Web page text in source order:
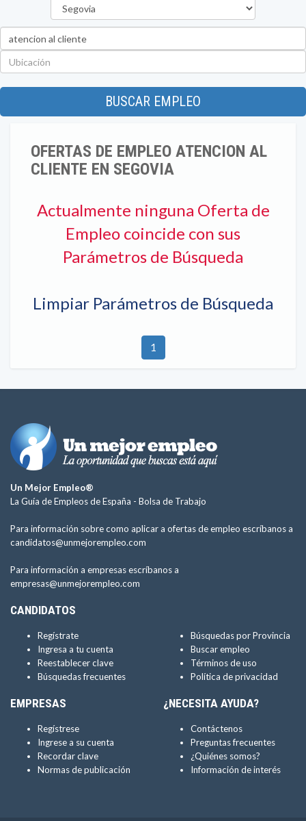
BUSCAR EMPLEO
OFERTAS DE EMPLEO ATENCION AL
CLIENTE EN SEGOVIA
Actualmente ninguna Oferta de
Empleo coincide con sus
Parámetros de Búsqueda
Limpiar Parámetros de Búsqueda
1
Un Mejor Empleo®
La Guía de Empleos de España - Bolsa de Trabajo
Para información sobre como aplicar a ofertas de empleo escríbanos a
candidatos@unmejorempleo.com
Para información a empresas escríbanos a
empresas@unmejorempleo.com
CANDIDATOS
Regístrate
Ingresa a tu cuenta
Reestablecer clave
Búsquedas frecuentes
Búsquedas por Provincia
Buscar empleo
Términos de uso
Política de privacidad
EMPRESAS
Regístrese
Ingrese a su cuenta
Recordar clave
Normas de publicación
¿NECESITA AYUDA?
Contáctenos
Preguntas frecuentes
¿Quiénes somos?
Información de interés